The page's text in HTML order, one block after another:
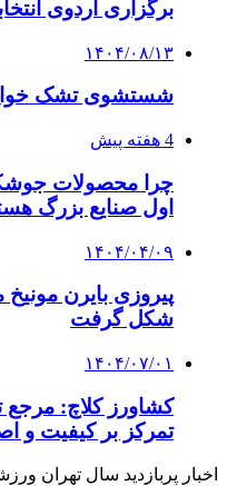
برگزاری اردوی
۱۴۰۴/۰۸/۱۳
شستشوی تشک
4 هفته پیش
اول صنایع بزرگ
۱۴۰۴/۰۴/۰۹
پیروزی بایرن مونیخ
شکل گرفت
۱۴۰۴/۰۷/۰۱
کشاورز کلاچ:
تمرکز بر کیفیت و
اخبار پربازدید سال تهران